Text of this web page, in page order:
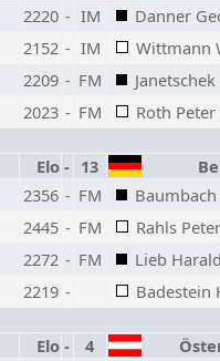
2220 - IM
Danner
2152 - IM
Wittmann
2209 - FM
2023 - FM
Roth Peter
Elo - 13
2356 - FM
2445 - FM
Rahls Peter
2272 - FM
Lieb
2219 -
Badestein
Elo - 4